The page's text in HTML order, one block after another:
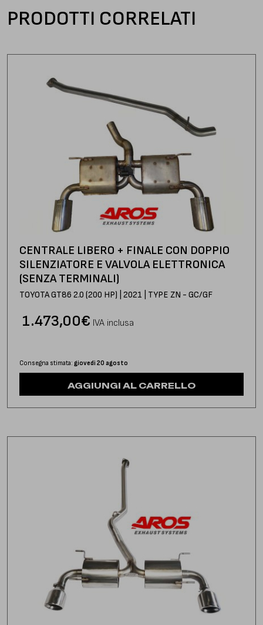
PRODOTTI CORRELATI
CENTRALE LIBERO + FINALE CON DOPPIO
SILENZIATORE E VALVOLA ELETTRONICA
(SENZA TERMINALI)
TOYOTA GT86 2.0 (200 HP) | 2021 | TYPE ZN - GC/GF
€
1.473,00 IVA inclusa
Consegna stimata: giovedì 20 agosto
AGGIUNGI AL CARRELLO